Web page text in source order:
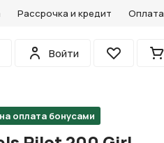
Рассрочка и кредит Оплата
Войти
Избранное
оплата бонусами